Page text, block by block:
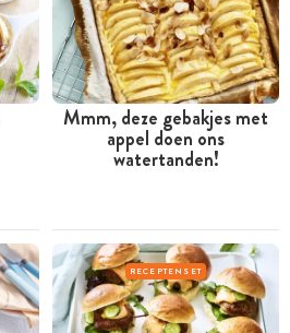
Mmm, deze gebakjes met
appel doen ons
watertanden!
RECEPTENSET